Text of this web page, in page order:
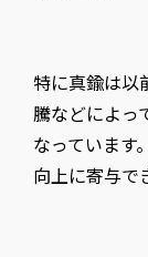
特に真鍮は以
騰などによっ
なっています
向上に寄与で